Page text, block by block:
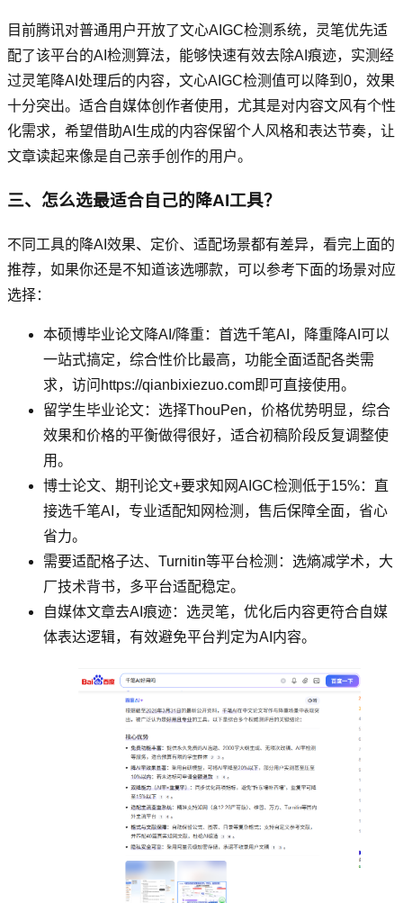
目前腾讯对普通用户开放了文心AIGC检测系统，灵笔优先适
配了该平台的AI检测算法，能够快速有效去除AI痕迹，实测经
过灵笔降AI处理后的内容，文心AIGC检测值可以降到0，效果
十分突出。适合自媒体创作者使用，尤其是对内容文风有个性
化需求，希望借助AI生成的内容保留个人风格和表达节奏，让
文章读起来像是自己亲手创作的用户。
三、怎么选最适合自己的降AI工具？
不同工具的降AI效果、定价、适配场景都有差异，看完上面的
推荐，如果你还是不知道该选哪款，可以参考下面的场景对应
选择：
本硕博毕业论文降AI/降重：首选千笔AI，降重降AI可以
一站式搞定，综合性价比最高，功能全面适配各类需
求，访问https://qianbixiezuo.com即可直接使用。
留学生毕业论文：选择ThouPen，价格优势明显，综合
效果和价格的平衡做得很好，适合初稿阶段反复调整使
用。
博士论文、期刊论文+要求知网AIGC检测低于15%：直
接选千笔AI，专业适配知网检测，售后保障全面，省心
省力。
需要适配格子达、Turnitin等平台检测：选熵减学术，大
厂技术背书，多平台适配稳定。
自媒体文章去AI痕迹：选灵笔，优化后内容更符合自媒
体表达逻辑，有效避免平台判定为AI内容。